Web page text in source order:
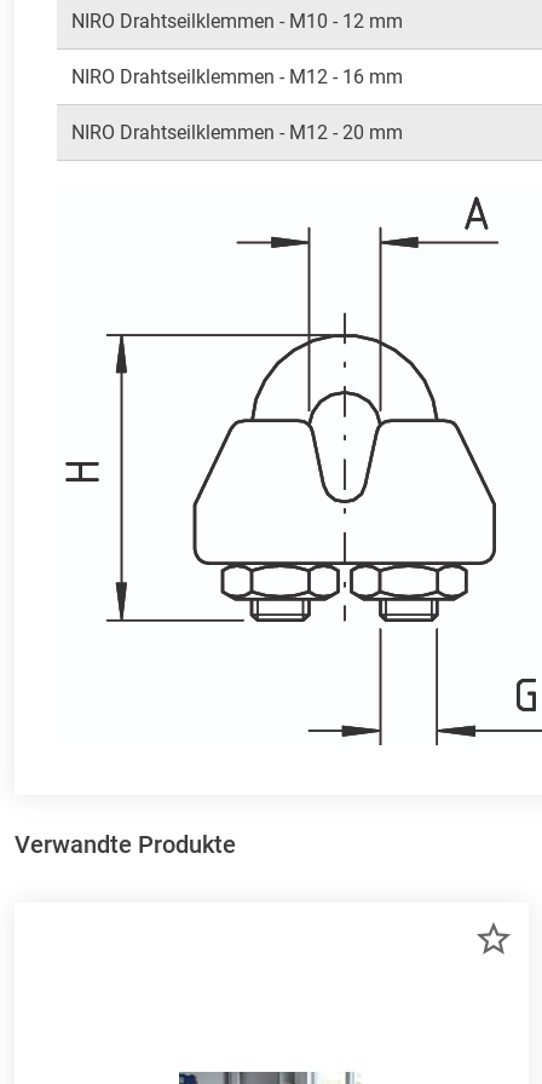
NIRO Drahtseilklemmen - M10 - 12 mm
NIRO Drahtseilklemmen - M12 - 16 mm
NIRO Drahtseilklemmen - M12 - 20 mm
Verwandte Produkte